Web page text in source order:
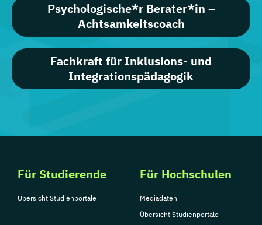
Psychologische*r Berater*in –
Achtsamkeitscoach
Fachkraft für Inklusions- und
Integrationspädagogik
Für Studierende
Übersicht Studienportale
Für Hochschulen
Mediadaten
Übersicht Studienportale